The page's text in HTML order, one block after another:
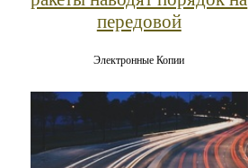
передовой
Электронные Копии